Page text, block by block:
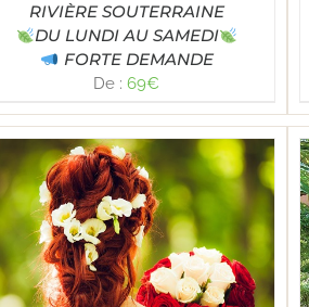
RIVIÈRE SOUTERRAINE
DU LUNDI AU SAMEDI
FORTE DEMANDE
De :69€
Note4.82
sur 5
SELECT OPTIONS / DÉTAILS